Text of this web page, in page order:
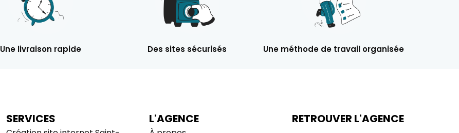
Une livraison rapide Des sites sécurisés Une méthode de travail organisée
SERVICES L'AGENCE RETROUVER L'AGENCE